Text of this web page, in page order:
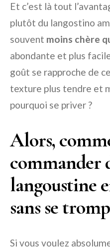
Et c’est là tout
plutôt du langostino
souvent moins chère
abondante et plus
goût se rapproche de
texture plus tendre et
pourquoi se priver ?
Alors,
commander
langoustine
sans se
Si vous voulez